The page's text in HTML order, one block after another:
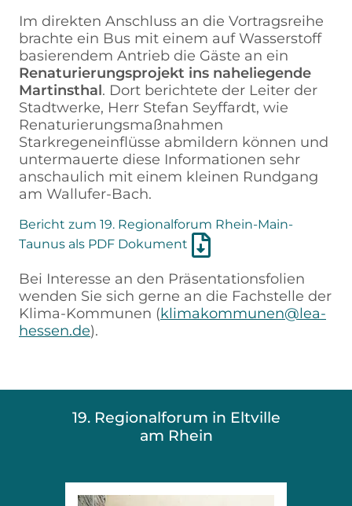
Im direkten Anschluss an die Vortragsreihe
brachte ein Bus mit einem auf Wasserstoff
basierendem Antrieb die Gäste an ein
Renaturierungsprojekt ins naheliegende
Martinsthal. Dort berichtete der Leiter der
Stadtwerke, Herr Stefan Seyffardt, wie
Renaturierungsmaßnahmen
Starkregeneinflüsse abmildern können und
untermauerte diese Informationen sehr
anschaulich mit einem kleinen Rundgang
am Wallufer-Bach.
Bericht zum 19. Regionalforum Rhein-Main-
Taunus als PDF Dokument
Bei Interesse an den Präsentationsfolien
wenden Sie sich gerne an die Fachstelle der
Klima-Kommunen (klimakommunen@lea-
hessen.de).
19. Regionalforum in Eltville
am Rhein